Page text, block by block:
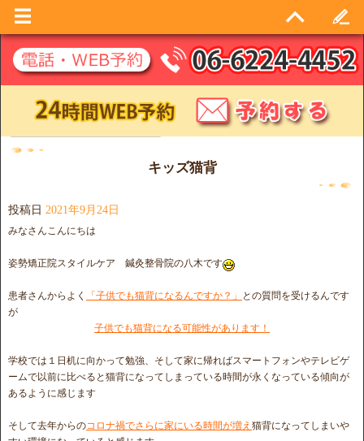
月別アーカイブ: 2021年9月
キッズ猫背
投稿日 2021年9月24日
みなさんこんにちは
姿勢矯正院スタイルケア 鍼灸整骨院の八木です
患者さんからよく 「子供でも猫背になるんですか？」
との質問を受けるんです
が
子供でも猫背になる可能性があります！
学校では１日机に向かって勉強、そして家に帰ればスマートフォンやテレビゲ
ームで以前に比べると猫背になってしまっている時間が永くなっている傾向が
あるように感じます
そして去年からのコロナ禍でさらに家にいる時間が増え 猫背になってしまいや